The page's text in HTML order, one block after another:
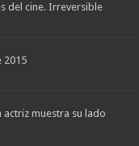
del cine. Irreversible
2015
actriz muestra su lado